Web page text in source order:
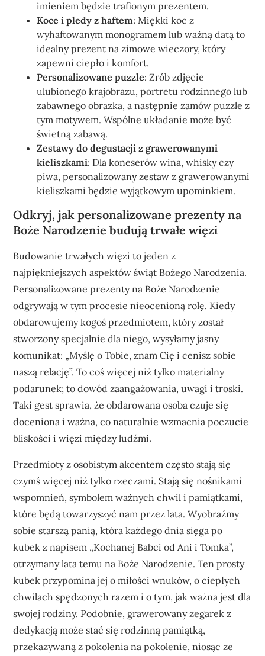
imieniem będzie trafionym prezentem.
Koce i pledy z haftem: Miękki koc z
wyhaftowanym monogramem lub ważną datą to
idealny prezent na zimowe wieczory, który
zapewni ciepło i komfort.
Personalizowane puzzle: Zrób zdjęcie
ulubionego krajobrazu, portretu rodzinnego lub
zabawnego obrazka, a następnie zamów puzzle z
tym motywem. Wspólne układanie może być
świetną zabawą.
Zestawy do degustacji z grawerowanymi
kieliszkami: Dla koneserów wina, whisky czy
piwa, personalizowany zestaw z grawerowanymi
kieliszkami będzie wyjątkowym upominkiem.
Odkryj, jak personalizowane prezenty na
Boże Narodzenie budują trwałe więzi
Budowanie trwałych więzi to jeden z
najpiękniejszych aspektów świąt Bożego Narodzenia.
Personalizowane prezenty na Boże Narodzenie
odgrywają w tym procesie nieocenioną rolę. Kiedy
obdarowujemy kogoś przedmiotem, który został
stworzony specjalnie dla niego, wysyłamy jasny
komunikat: „Myślę o Tobie, znam Cię i cenisz sobie
naszą relację”. To coś więcej niż tylko materialny
podarunek; to dowód zaangażowania, uwagi i troski.
Taki gest sprawia, że obdarowana osoba czuje się
doceniona i ważna, co naturalnie wzmacnia poczucie
bliskości i więzi między ludźmi.
Przedmioty z osobistym akcentem często stają się
czymś więcej niż tylko rzeczami. Stają się nośnikami
wspomnień, symbolem ważnych chwil i pamiątkami,
które będą towarzyszyć nam przez lata. Wyobraźmy
sobie starszą panią, która każdego dnia sięga po
kubek z napisem „Kochanej Babci od Ani i Tomka”,
otrzymany lata temu na Boże Narodzenie. Ten prosty
kubek przypomina jej o miłości wnuków, o ciepłych
chwilach spędzonych razem i o tym, jak ważna jest dla
swojej rodziny. Podobnie, grawerowany zegarek z
dedykacją może stać się rodzinną pamiątką,
przekazywaną z pokolenia na pokolenie, niosąc ze